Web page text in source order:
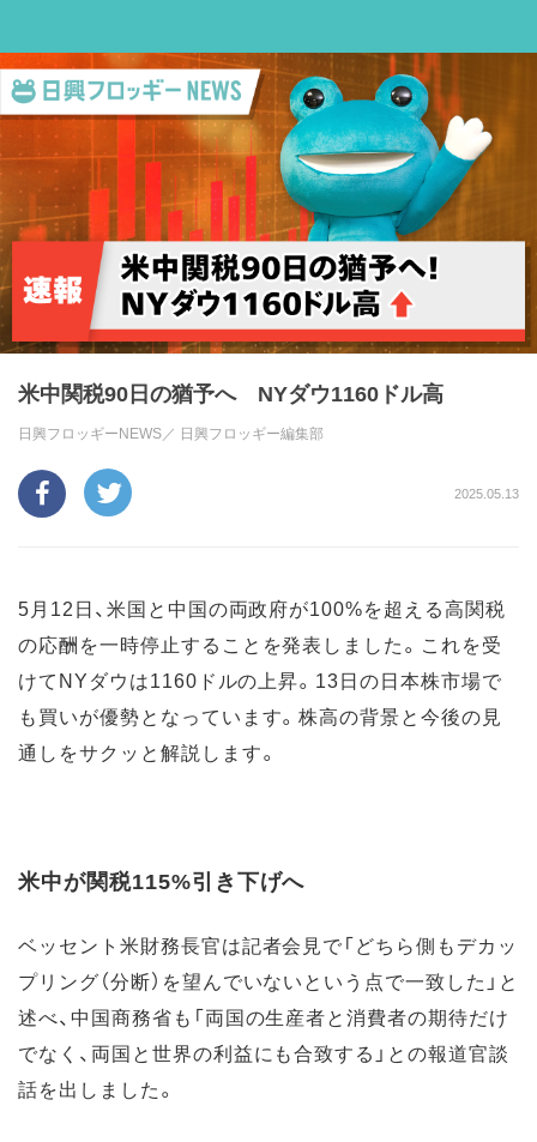
米中関税90日の猶予へ NYダウ1160ドル高
日興フロッギーNEWS／ 日興フロッギー編集部
2025.05.13
5月12日、米国と中国の両政府が100%を超える高関税
の応酬を一時停止することを発表しました。これを受
けてNYダウは1160ドルの上昇。13日の日本株市場で
も買いが優勢となっています。株高の背景と今後の見
通しをサクッと解説します。
米中が関税115%引き下げへ
ベッセント米財務長官は記者会見で「どちら側もデカッ
プリング（分断）を望んでいないという点で一致した」と
述べ、中国商務省も「両国の生産者と消費者の期待だけ
でなく、両国と世界の利益にも合致する」との報道官談
話を出しました。